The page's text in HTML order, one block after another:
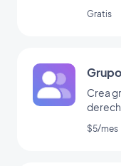
Gratis
Crea
app.
$5/mes